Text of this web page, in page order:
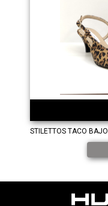
STILETTOS TACO BAJO